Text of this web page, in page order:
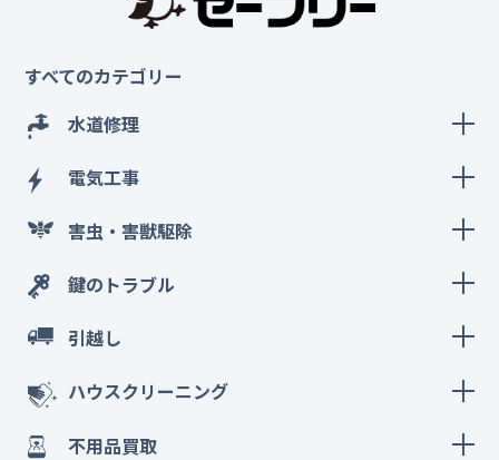
すべてのカテゴリー
水道修理
電気工事
害虫・害獣駆除
鍵のトラブル
引越し
ハウスクリーニング
不用品買取